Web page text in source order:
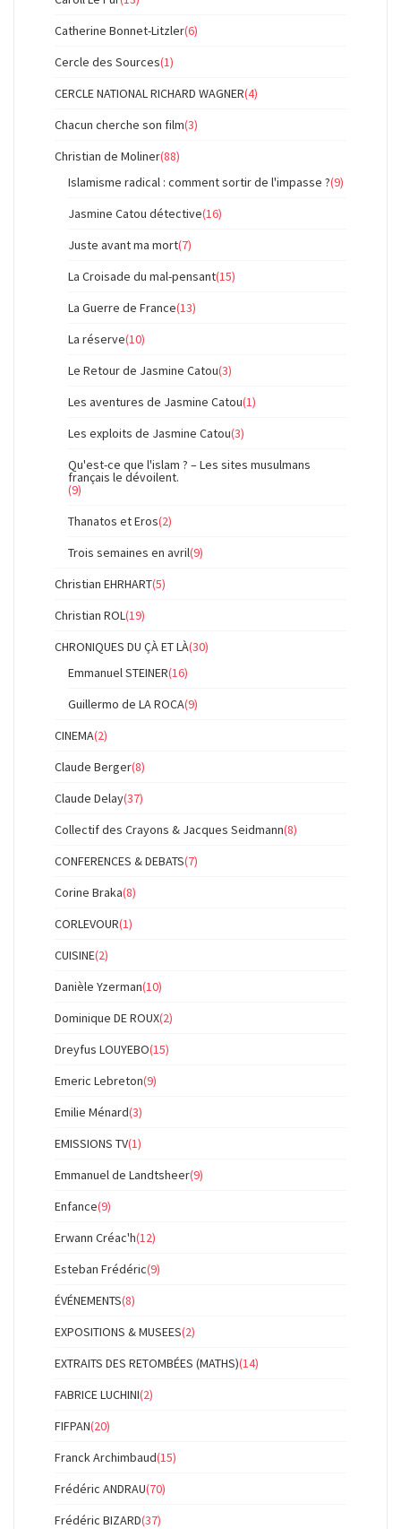
Catherine Bonnet-Litzler(6)
Cercle des Sources(1)
CERCLE NATIONAL RICHARD WAGNER(4)
Chacun cherche son film(3)
Christian de Moliner(88)
Islamisme radical : comment sortir de l'impasse ?(9)
Jasmine Catou détective(16)
Juste avant ma mort(7)
La Croisade du mal-pensant(15)
La Guerre de France(13)
La réserve(10)
Le Retour de Jasmine Catou(3)
Les aventures de Jasmine Catou(1)
Les exploits de Jasmine Catou(3)
Qu'est-ce que l'islam ? – Les sites musulmans
français le dévoilent.
(9)
Thanatos et Eros(2)
Trois semaines en avril(9)
Christian EHRHART(5)
Christian ROL(19)
CHRONIQUES DU ÇÀ ET LÀ(30)
Emmanuel STEINER(16)
Guillermo de LA ROCA(9)
CINEMA(2)
Claude Berger(8)
Claude Delay(37)
Collectif des Crayons & Jacques Seidmann(8)
CONFERENCES & DEBATS(7)
Corine Braka(8)
CORLEVOUR(1)
CUISINE(2)
Danièle Yzerman(10)
Dominique DE ROUX(2)
Dreyfus LOUYEBO(15)
Emeric Lebreton(9)
Emilie Ménard(3)
EMISSIONS TV(1)
Emmanuel de Landtsheer(9)
Enfance(9)
Erwann Créac'h(12)
Esteban Frédéric(9)
ÉVÉNEMENTS(8)
EXPOSITIONS & MUSEES(2)
EXTRAITS DES RETOMBÉES (MATHS)(14)
FABRICE LUCHINI(2)
FIFPAN(20)
Franck Archimbaud(15)
Frédéric ANDRAU(70)
Frédéric BIZARD(37)